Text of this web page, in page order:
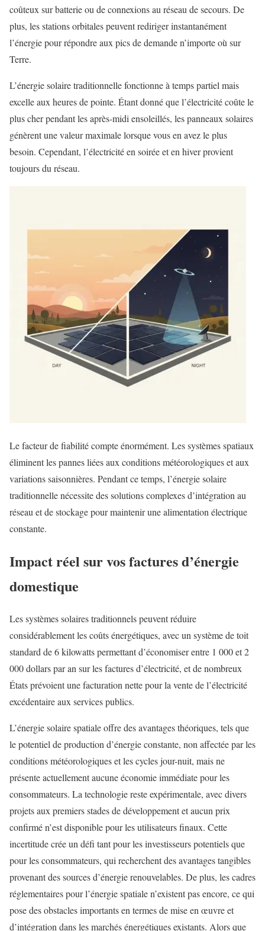
coûteux sur batterie ou de connexions au réseau de secours. De
plus, les stations orbitales peuvent rediriger instantanément
l’énergie pour répondre aux pics de demande n’importe où sur
Terre.
L’énergie solaire traditionnelle fonctionne à temps partiel mais
excelle aux heures de pointe. Étant donné que l’électricité coûte le
plus cher pendant les après-midi ensoleillés, les panneaux solaires
génèrent une valeur maximale lorsque vous en avez le plus
besoin. Cependant, l’électricité en soirée et en hiver provient
toujours du réseau.
Le facteur de fiabilité compte énormément. Les systèmes spatiaux
éliminent les pannes liées aux conditions météorologiques et aux
variations saisonnières. Pendant ce temps, l’énergie solaire
traditionnelle nécessite des solutions complexes d’intégration au
réseau et de stockage pour maintenir une alimentation électrique
constante.
Impact réel sur vos factures d’énergie
domestique
Les systèmes solaires traditionnels peuvent réduire
considérablement les coûts énergétiques, avec un système de toit
standard de 6 kilowatts permettant d’économiser entre 1 000 et 2
000 dollars par an sur les factures d’électricité, et de nombreux
États prévoient une facturation nette pour la vente de l’électricité
excédentaire aux services publics.
L’énergie solaire spatiale offre des avantages théoriques, tels que
le potentiel de production d’énergie constante, non affectée par les
conditions météorologiques et les cycles jour-nuit, mais ne
présente actuellement aucune économie immédiate pour les
consommateurs. La technologie reste expérimentale, avec divers
projets aux premiers stades de développement et aucun prix
confirmé n’est disponible pour les utilisateurs finaux. Cette
incertitude crée un défi tant pour les investisseurs potentiels que
pour les consommateurs, qui recherchent des avantages tangibles
provenant des sources d’énergie renouvelables. De plus, les cadres
réglementaires pour l’énergie spatiale n’existent pas encore, ce qui
pose des obstacles importants en termes de mise en œuvre et
d’intégration dans les marchés énergétiques existants. Alors que